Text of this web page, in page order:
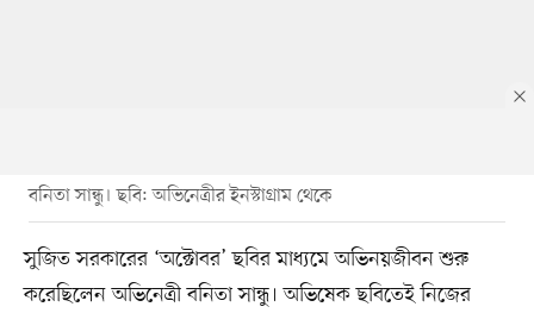
বনিতা সান্ধু। ছবি: অভিনেত্রীর ইনস্টাগ্রাম থেকে
সুজিত সরকারের ‘অক্টোবর’ ছবির মাধ্যমে অভিনয়জীবন শুরু
করেছিলেন অভিনেত্রী বনিতা সান্ধু। অভিষেক ছবিতেই নিজের